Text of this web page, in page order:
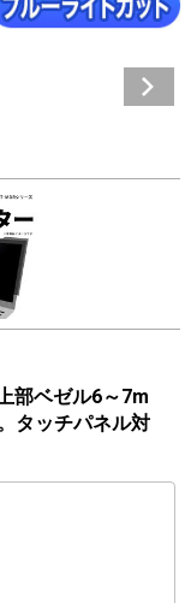
部ベゼル6～7m
タッチパネル対